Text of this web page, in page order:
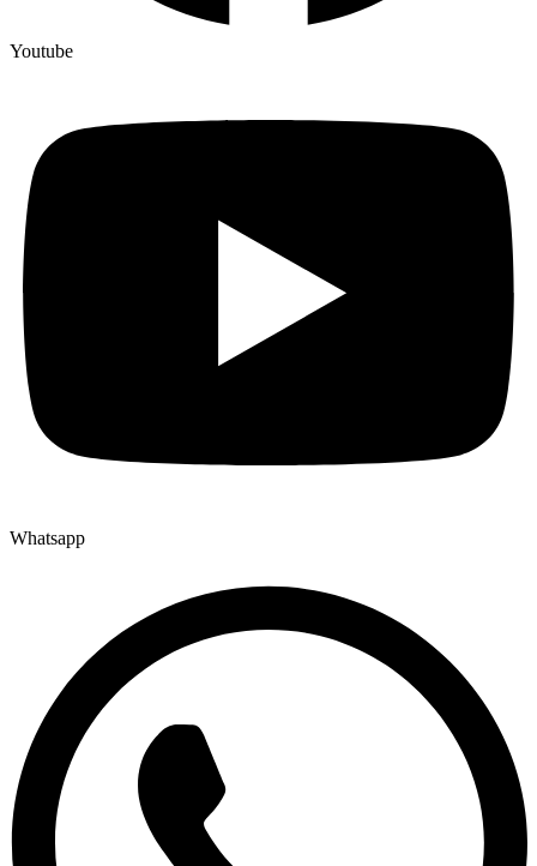
Youtube
Whatsapp